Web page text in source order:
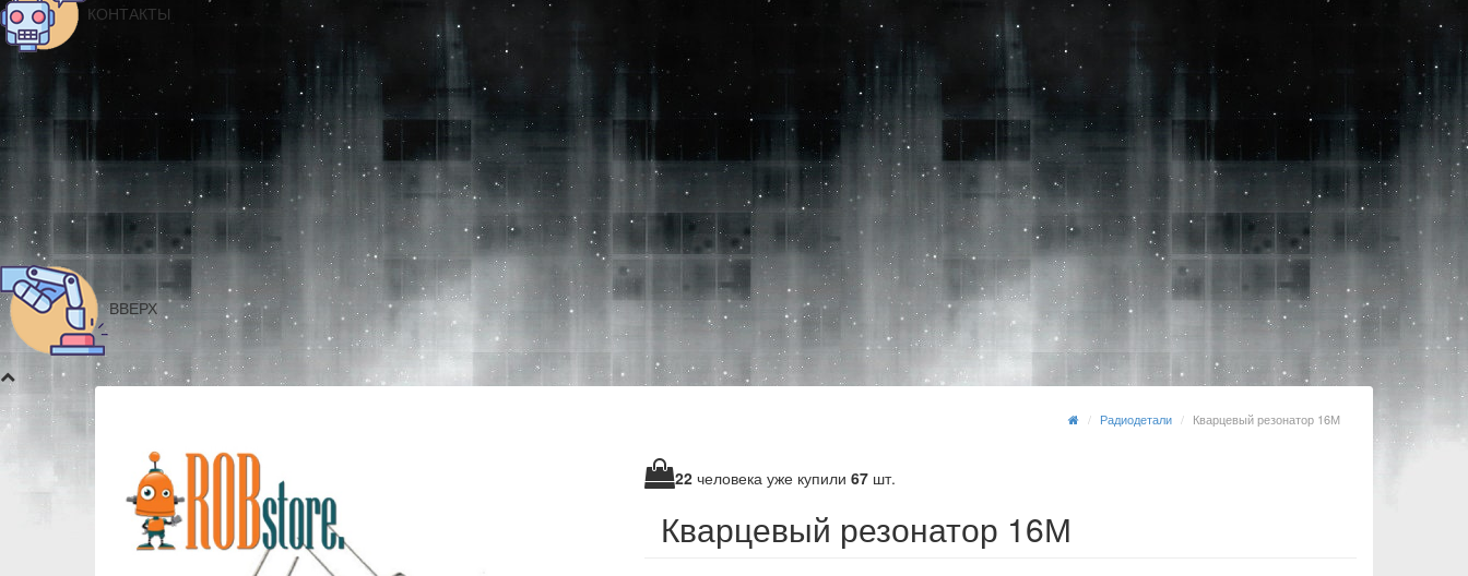
КОНТАКТЫ
ВВЕРХ
Радиодетали Кварцевый резонатор 16М
22человека уже купили 67шт.
Кварцевый резонатор 16М